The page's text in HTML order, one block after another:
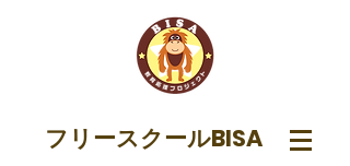
フリースクールBISA